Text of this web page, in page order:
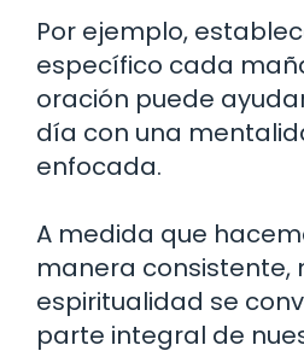
Por ejemplo,
específico cada
oración puede
día con una
enfocada.
A medida que
manera consistente,
espiritualidad se
parte integral de